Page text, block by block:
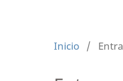
Inicio /